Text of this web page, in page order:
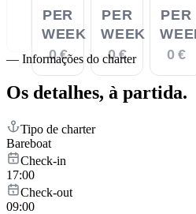
PER
WEEK
0 €
PER
WEEK
0 €
PER
0 €
— Informações do charter
Os detalhes, à partida.
Tipo de charter
Bareboat
Check-in
17:00
Check-out
09:00